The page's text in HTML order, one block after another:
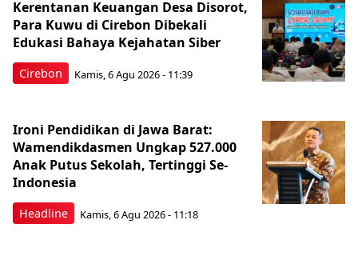
Cirebon
Kerentanan Keuangan Desa Disorot,
Para Kuwu di Cirebon Dibekali
Edukasi Bahaya Kejahatan Siber
Kamis, 6 Agu 2026 - 11:39
Headline
Ironi Pendidikan di Jawa Barat:
Wamendikdasmen Ungkap 527.000
Anak Putus Sekolah, Tertinggi Se-
Indonesia
Kamis, 6 Agu 2026 - 11:18